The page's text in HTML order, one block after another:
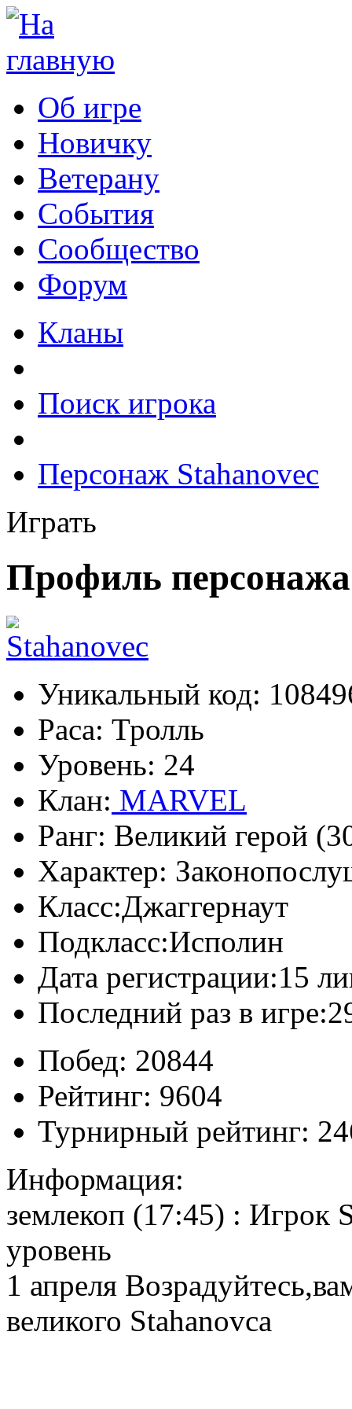
Об игре
Новичку
Ветерану
События
Сообщество
Форум
Кланы
Поиск игрока
Персонаж Stahanovec
Играть
Профиль
Уникальный код:
Раса: Тролль
Уровень: 24
Клан: MARVEL
Ранг: Великий герой
Характер:
Класс:Джаггернаут
Подкласс:Исполин
Дата регистрации:15
Последний раз в игре:
Побед: 20844
Рейтинг: 9604
Турнирный рейтинг:
Информация:
землекоп (17:45) : Игрок
уровень
1 апреля
великого Stahanovcа